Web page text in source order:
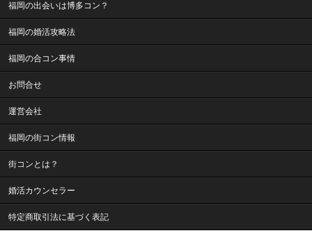
福岡の出会いは博多コン？
福岡の婚活攻略法
福岡の合コン事情
お問合せ
運営会社
福岡の街コン情報
街コンとは？
婚活カウンセラー
特定商取引法に基づく表記